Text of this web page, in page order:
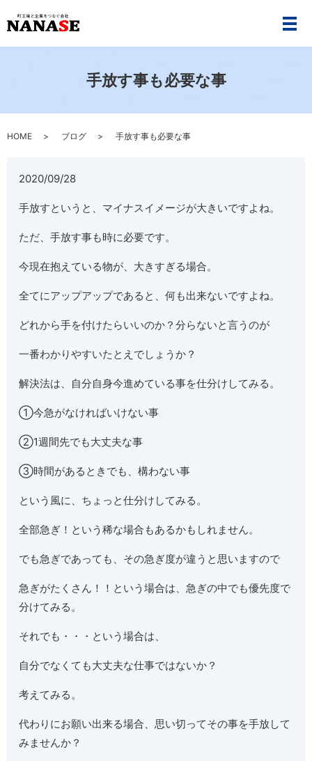
メ
手放す事も必要な事
HOME ブログ 手放す事も必要な事
2020/09/28
手放すというと、マイナスイメージが大きいですよね。
ただ、手放す事も時に必要です。
今現在抱えている物が、大きすぎる場合。
全てにアップアップであると、何も出来ないですよね。
どれから手を付けたらいいのか？分らないと言うのが
一番わかりやすいたとえでしょうか？
解決法は、自分自身今進めている事を仕分けしてみる。
①今急がなければいけない事
②1週間先でも大丈夫な事
③時間があるときでも、構わない事
という風に、ちょっと仕分けしてみる。
全部急ぎ！という稀な場合もあるかもしれません。
でも急ぎであっても、その急ぎ度が違うと思いますので
急ぎがたくさん！！という場合は、急ぎの中でも優先度で
分けてみる。
それでも・・・という場合は、
自分でなくても大丈夫な仕事ではないか？
考えてみる。
代わりにお願い出来る場合、思い切ってその事を手放して
みませんか？